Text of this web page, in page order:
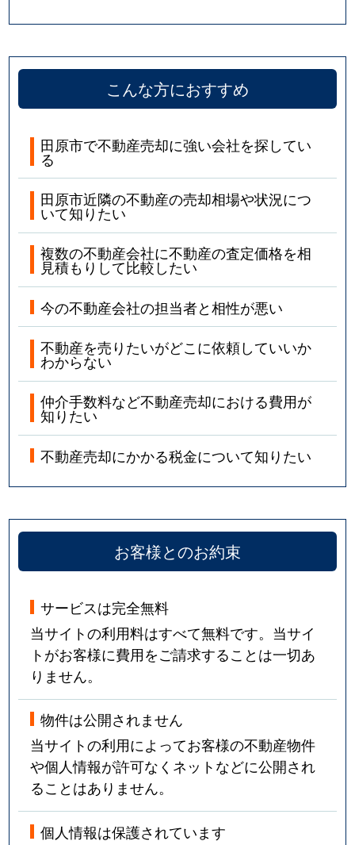
こんな方におすすめ
田原市で不動産売却に強い会社を探してい
る
田原市近隣の不動産の売却相場や状況につ
いて知りたい
複数の不動産会社に不動産の査定価格を相
見積もりして比較したい
今の不動産会社の担当者と相性が悪い
不動産を売りたいがどこに依頼していいか
わからない
仲介手数料など不動産売却における費用が
知りたい
不動産売却にかかる税金について知りたい
お客様とのお約束
サービスは完全無料
当サイトの利用料はすべて無料です。当サイ
トがお客様に費用をご請求することは一切あ
りません。
物件は公開されません
当サイトの利用によってお客様の不動産物件
や個人情報が許可なくネットなどに公開され
ることはありません。
個人情報は保護されています